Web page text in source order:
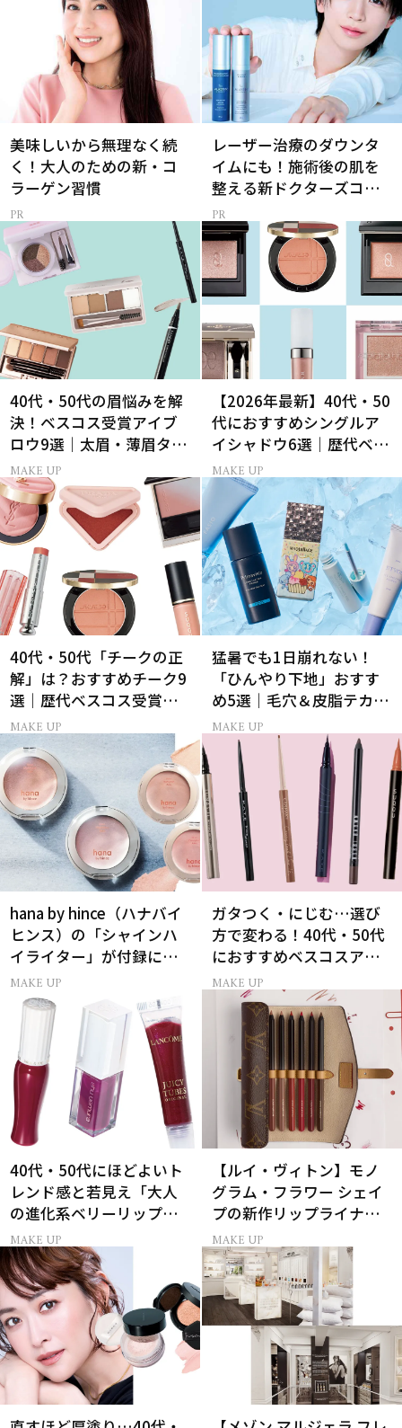
美味しいから無理なく続
く！大人のための新・コ
ラーゲン習慣
レーザー治療のダウンタ
イムにも！施術後の肌を
整える新ドクターズコス
メ
40代・50代の眉悩みを解
決！ベスコス受賞アイブ
ロウ9選｜太眉・薄眉タイ
プ別の描き方
MAKE UP
【2026年最新】40代・50
代におすすめシングルア
イシャドウ6選｜歴代ベス
トコスメ受賞まとめ
MAKE UP
40代・50代「チークの正
解」は？おすすめチーク9
選｜歴代ベスコス受賞ま
とめ＆正しい使い方
MAKE UP
猛暑でも1日崩れない！
「ひんやり下地」おすす
め5選｜毛穴＆皮脂テカリ
対策
MAKE UP
hana by hince（ハナバイ
ヒンス）の「シャインハ
イライター」が付録に！
美ST2026年9月号付録情
報
MAKE UP
ガタつく・にじむ…選び
方で変わる！40代・50代
におすすめベスコスアイ
ライナー9選
MAKE UP
40代・50代にほどよいト
レンド感と若見え「大人
の進化系ベリーリップ」6
選
MAKE UP
【ルイ・ヴィトン】モノ
グラム・フラワー シェイ
プの新作リップライナー
｢LV クレヨン｣が誕生！
MAKE UP